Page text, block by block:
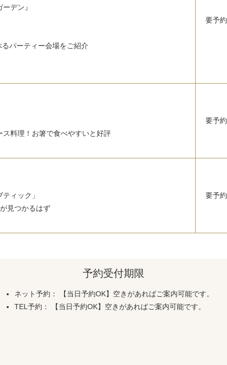
デン』
パーティー会場をご紹介
要予約
料理！お箸で食べやすいと好評
要予約
ィック」
見つかるはず
要予約
予約受付期限
ネット予約： 【当日予約OK】空きがあればご案内可能です。
TEL予約： 【当日予約OK】空きがあればご案内可能です。